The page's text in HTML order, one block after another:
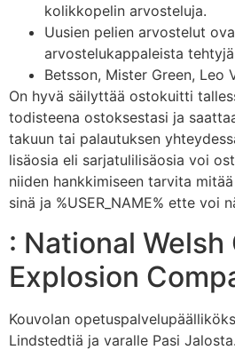
kolikkopelin arvosteluja.
Uusien pelien arvostelut
arvostelukappaleista
Betsson, Mister Green, Leo
On hyvä säilyttää ostokuitti
todisteena ostoksestasi ja
takuun tai palautuksen
lisäosia eli sarjatulilisäosia voi
niiden hankkimiseen tarvita
sinä ja %USER_NAME% ette voi
: National Welsh
Explosion
Kou­vo­lan
Linds­ted­tiä ja va­ral­le Pasi